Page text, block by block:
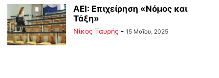
ΑΕΙ: Επιχείρηση «Νόμος και
Τάξη»
Νίκος Ταυρής - 15 Μαΐου, 2025